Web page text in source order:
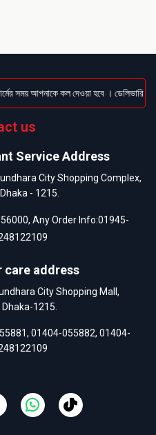
সময় আপনাকে কল দেওয়া হবে । ডেলিভারি
us
Service Address
City Shopping Complex,
- 1215.
, Any Order Info:01945-
care address
City Shopping Mall,
1215.
, 01404-055882, 01404-